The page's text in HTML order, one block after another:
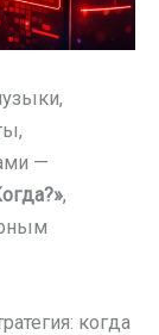
—
,
когда